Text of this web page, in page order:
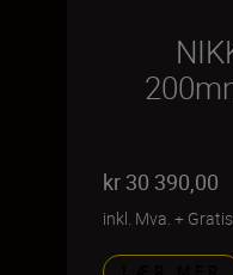
kr 30 390,00
inkl. Mva. +